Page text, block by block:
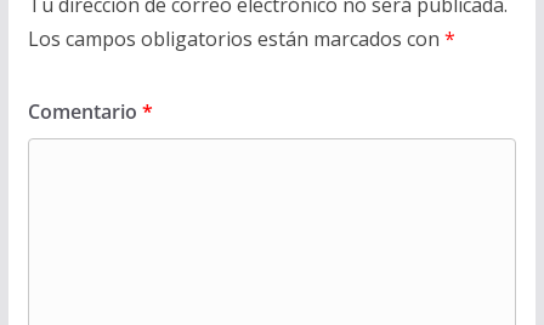
Los campos obligatorios están marcados con *
Comentario *